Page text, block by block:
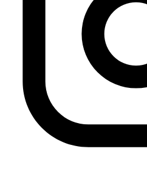
Redes sociales.
Las políticas de privacidad y
terceros pueden consultarse
Gestión y
cookies
El usuario puede aceptar,